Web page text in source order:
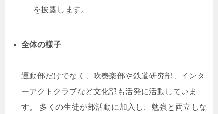
を披露します。
全体の様子
運動部だけでなく、吹奏楽部や鉄道研究部、インタ
ーアクトクラブなど文化部も活発に活動していま
す。 多くの生徒が部活動に加入し、勉強と両立しな